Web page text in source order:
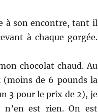
à son encontre, tant il
à chaque gorgée.
chocolat chaud. Au
(moins de 6 pounds la
3 pour le prix de 2), je
est rien. On est